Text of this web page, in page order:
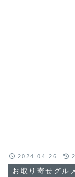
お取り寄せグル
2024.04.26